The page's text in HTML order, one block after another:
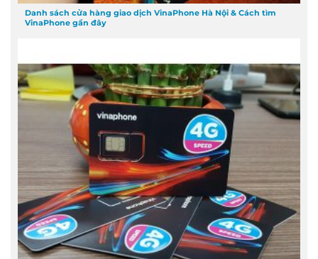
Danh sách cửa hàng giao dịch VinaPhone Hà Nội & Cách tìm
VinaPhone gần đây